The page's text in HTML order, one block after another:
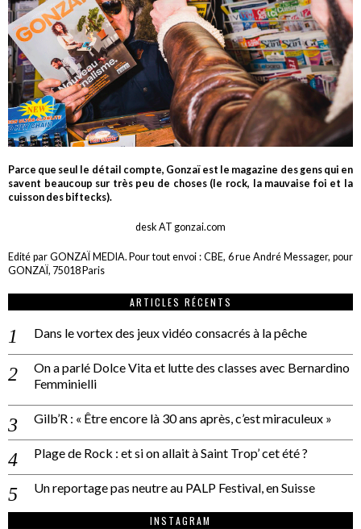
Parce que seul le détail compte, Gonzaï est le magazine des gens qui en
savent beaucoup sur très peu de choses (le rock, la mauvaise foi et la
cuisson des biftecks).
desk AT gonzai.com
Edité par GONZAÏ MEDIA. Pour tout envoi : CBE, 6 rue André Messager, pour
GONZAÏ, 75018 Paris
ARTICLES RÉCENTS
Dans le vortex des jeux vidéo consacrés à la pêche
On a parlé Dolce Vita et lutte des classes avec Bernardino
Femminielli
Gilb’R : « Être encore là 30 ans après, c’est miraculeux »
Plage de Rock : et si on allait à Saint Trop’ cet été ?
Un reportage pas neutre au PALP Festival, en Suisse
INSTAGRAM